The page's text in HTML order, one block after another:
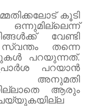
കൂടി
വേണ്ടി
തന്നെ
പറയുന്നത്.
പറയാൻ
അനുമതി
ആരും